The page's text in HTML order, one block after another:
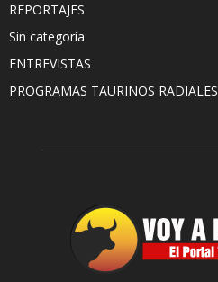
REPORTAJES
Sin categoría
ENTREVISTAS
PROGRAMAS TAURINOS RADIALES